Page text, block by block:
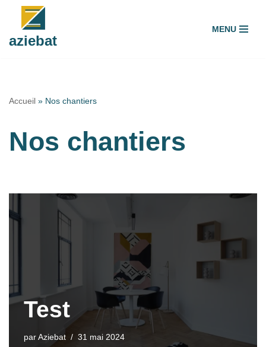
Aller
au
aziebat
MENU
Accueil » Nos chantiers
Nos chantiers
Test
par Aziebat 31 mai 2024